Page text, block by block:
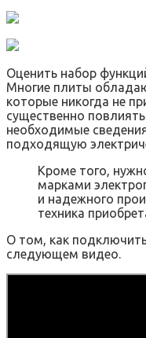
Оценить набор
Многие плиты
которые никогда не
существенно
необходимые
подходящую
Кроме того,
марками
и надежного
техника
О том, как
следующем видео.